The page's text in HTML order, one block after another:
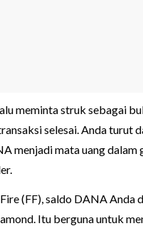
meminta struk sebagai
selesai. Anda turut
menjadi mata uang dalam
(FF), saldo DANA Anda
Itu berguna untuk